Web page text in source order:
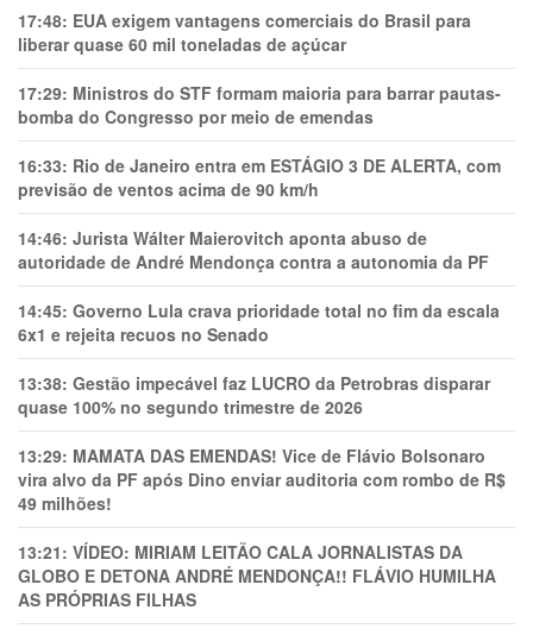
17:48: EUA exigem vantagens comerciais do Brasil para
liberar quase 60 mil toneladas de açúcar
17:29: Ministros do STF formam maioria para barrar pautas-
bomba do Congresso por meio de emendas
16:33: Rio de Janeiro entra em ESTÁGIO 3 DE ALERTA, com
previsão de ventos acima de 90 km/h
14:46: Jurista Wálter Maierovitch aponta abuso de
autoridade de André Mendonça contra a autonomia da PF
14:45: Governo Lula crava prioridade total no fim da escala
6x1 e rejeita recuos no Senado
13:38: Gestão impecável faz LUCRO da Petrobras disparar
quase 100% no segundo trimestre de 2026
13:29: MAMATA DAS EMENDAS! Vice de Flávio Bolsonaro
vira alvo da PF após Dino enviar auditoria com rombo de R$
49 milhões!
13:21: VÍDEO: MIRIAM LEITÃO CALA JORNALISTAS DA
GLOBO E DETONA ANDRÉ MENDONÇA!! FLÁVIO HUMILHA
AS PRÓPRIAS FILHAS